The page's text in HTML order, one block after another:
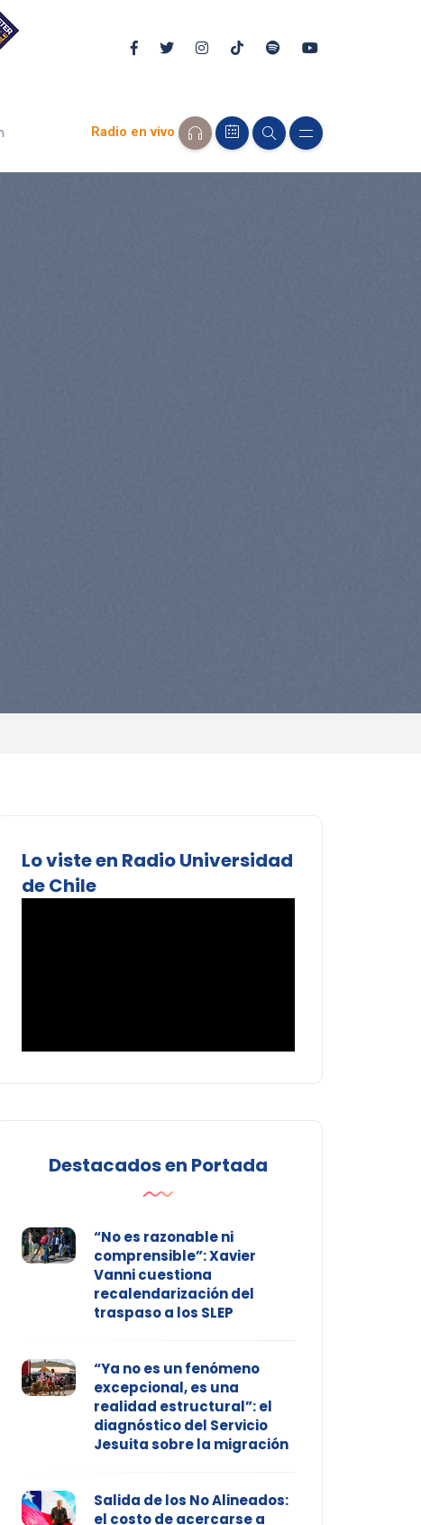
Radio en vivo
Lo viste en Radio Universidad
de Chile
Destacados en Portada
“No es razonable ni
comprensible”: Xavier
Vanni cuestiona
recalendarización del
traspaso a los SLEP
“Ya no es un fenómeno
excepcional, es una
realidad estructural”: el
diagnóstico del Servicio
Jesuita sobre la migración
Salida de los No Alineados:
el costo de acercarse a